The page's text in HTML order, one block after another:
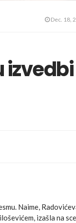
Dec. 18,
izvedbi
Naime,
izašla na